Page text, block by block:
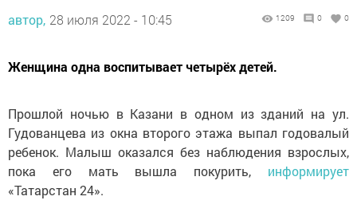
автор, 28 июля 2022 - 10:45 1209 0 0
Женщина одна воспитывает четырёх детей.
Прошлой ночью в Казани в одном из зданий на ул.
Гудованцева из окна второго этажа выпал годовалый
ребенок. Малыш оказался без наблюдения взрослых,
пока его мать вышла покурить, информирует
«Татарстан 24».